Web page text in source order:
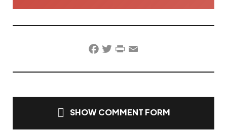
Facebook
TwitterPrintFriendly
Email
SHOW COMMENT FORM